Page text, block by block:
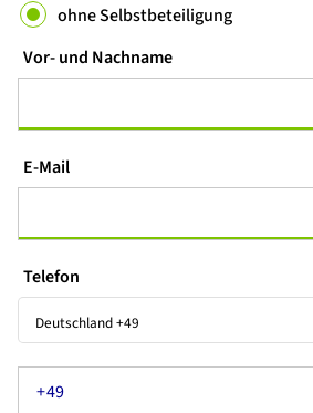
ohne Selbstbeteiligung
Vor- und Nachname
E-Mail
Telefon